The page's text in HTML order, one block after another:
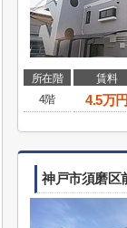
所在階 賃料
4階
4.5万円
神戸市須磨区